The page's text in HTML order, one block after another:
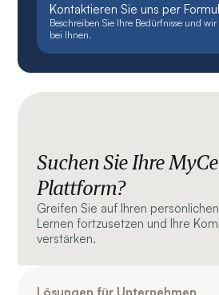
Kontaktieren Sie uns per
Beschreiben Sie Ihre Bedürfnisse und
bei Ihnen.
Suchen Sie Ihre
Plattform?
Greifen Sie auf Ihren
Lernen fortzusetzen und Ihre
verstärken.